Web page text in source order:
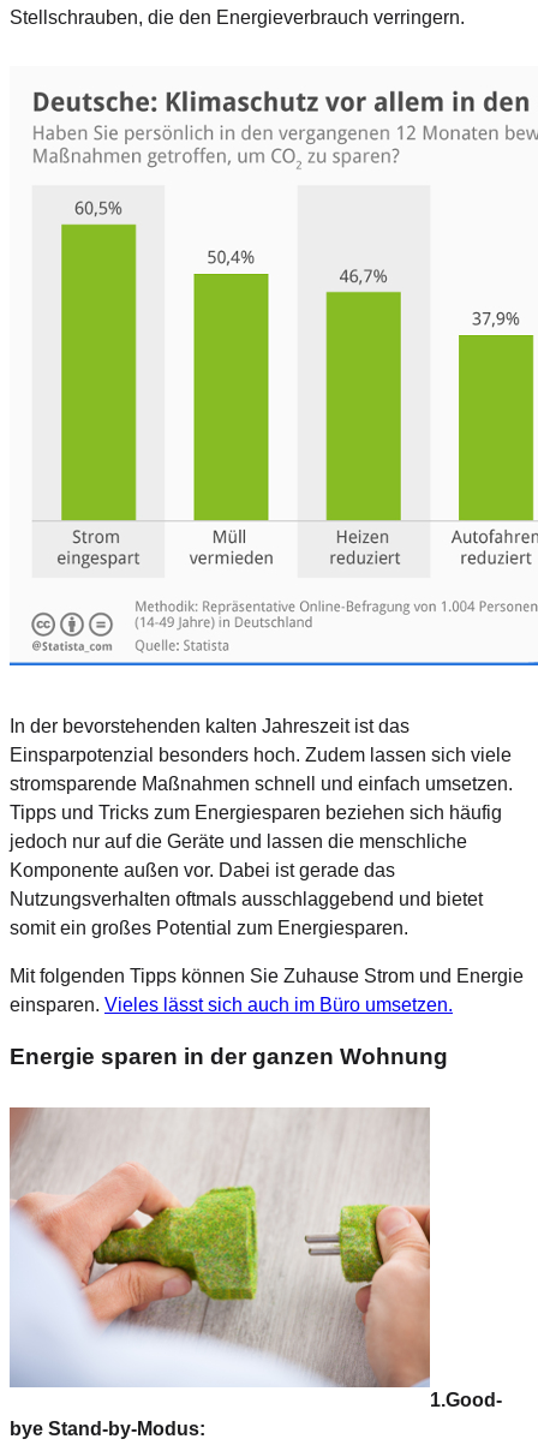
Stellschrauben, die den Energieverbrauch verringern.
In der bevorstehenden kalten Jahreszeit ist das
Einsparpotenzial besonders hoch. Zudem lassen sich viele
stromsparende Maßnahmen schnell und einfach umsetzen.
Tipps und Tricks zum Energiesparen beziehen sich häufig
jedoch nur auf die Geräte und lassen die menschliche
Komponente außen vor. Dabei ist gerade das
Nutzungsverhalten oftmals ausschlaggebend und bietet
somit ein großes Potential zum Energiesparen.
Mit folgenden Tipps können Sie Zuhause Strom und Energie
einsparen. Vieles lässt sich auch im Büro umsetzen.
Energie sparen in der ganzen Wohnung
1.Good-
bye Stand-by-Modus: